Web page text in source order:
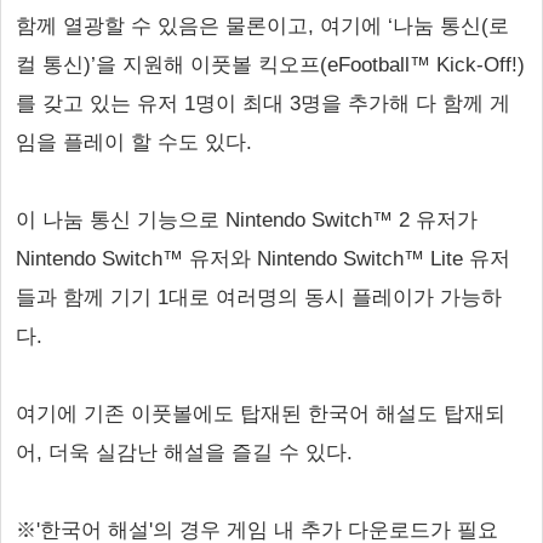
함께 열광할 수 있음은 물론이고, 여기에 ‘나눔 통신(로
컬 통신)’을 지원해 이풋볼 킥오프(eFootball™ Kick-Off!)
를 갖고 있는 유저 1명이 최대 3명을 추가해 다 함께 게
임을 플레이 할 수도 있다.
이 나눔 통신 기능으로 Nintendo Switch™ 2 유저가
Nintendo Switch™ 유저와 Nintendo Switch™ Lite 유저
들과 함께 기기 1대로 여러명의 동시 플레이가 가능하
다.
여기에 기존 이풋볼에도 탑재된 한국어 해설도 탑재되
어, 더욱 실감난 해설을 즐길 수 있다.
※'한국어 해설'의 경우 게임 내 추가 다운로드가 필요